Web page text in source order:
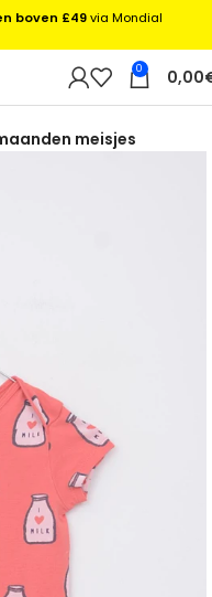
0 0,00
meisjes
boven £49via Mondial